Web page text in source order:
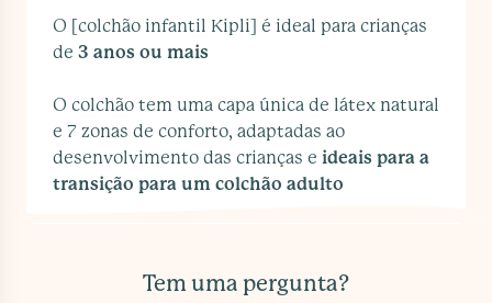
O [colchão infantil Kipli] é ideal para crianças
de 3 anos ou mais
O colchão tem uma capa única de látex natural
e 7 zonas de conforto, adaptadas ao
desenvolvimento das crianças e ideais para a
transição para um colchão adulto
Tem uma pergunta?